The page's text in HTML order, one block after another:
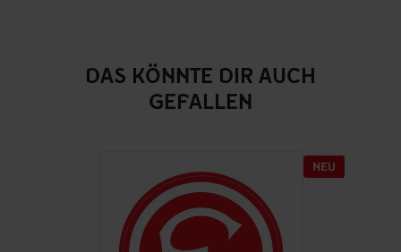
DAS KÖNNTE DIR AUCH
GEFALLEN